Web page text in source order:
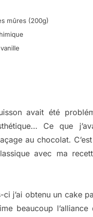
mûres (200g)
avait été
Ce que
au chocolat.
avec ma
j’ai obtenu un cake
beaucoup